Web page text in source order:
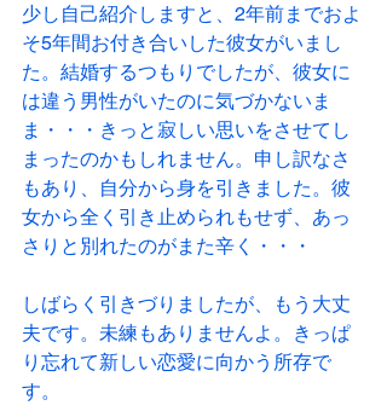
少し自己紹介しますと、2年前までおよ
そ5年間お付き合いした彼女がいまし
た。結婚するつもりでしたが、彼女に
は違う男性がいたのに気づかないま
ま・・・きっと寂しい思いをさせてし
まったのかもしれません。申し訳なさ
もあり、自分から身を引きました。彼
女から全く引き止められもせず、あっ
さりと別れたのがまた辛く・・・
しばらく引きづりましたが、もう大丈
夫です。未練もありませんよ。きっぱ
り忘れて新しい恋愛に向かう所存で
す。